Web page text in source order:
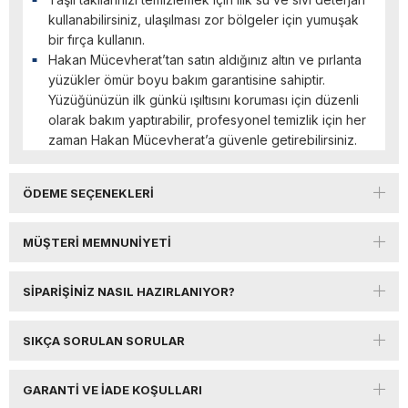
kullanabilirsiniz, ulaşılması zor bölgeler için yumuşak
bir fırça kullanın.
Hakan Mücevherat’tan satın aldığınız altın ve pırlanta
yüzükler ömür boyu bakım garantisine sahiptir.
Yüzüğünüzün ilk günkü ışıltısını koruması için düzenli
olarak bakım yaptırabilir, profesyonel temizlik için her
zaman Hakan Mücevherat’a güvenle getirebilirsiniz.
ÖDEME SEÇENEKLERI
MÜŞTERI MEMNUNIYETI
SIPARIŞINIZ NASIL HAZIRLANIYOR?
SIKÇA SORULAN SORULAR
GARANTI VE İADE KOŞULLARI